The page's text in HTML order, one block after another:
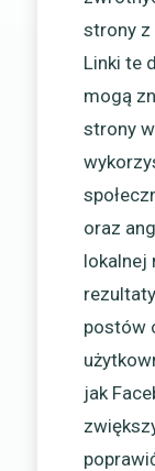
strony z
Linki te
mogą
strony
oraz
lokalnej
postów
jak